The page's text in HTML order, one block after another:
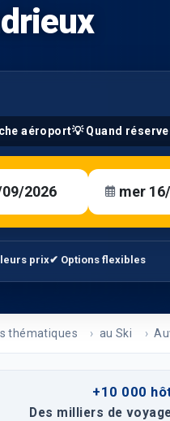
aéroport💡 Quand
prix✔ Options flexibles
thématiques au Ski
+10 000
Des milliers de